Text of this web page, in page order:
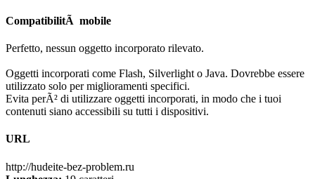
CompatibilitÃ mobile
Perfetto, nessun oggetto incorporato rilevato.
Oggetti incorporati come Flash, Silverlight o Java. Dovrebbe essere
utilizzato solo per miglioramenti specifici.
Evita perÃ² di utilizzare oggetti incorporati, in modo che i tuoi
contenuti siano accessibili su tutti i dispositivi.
URL
http://hudeite-bez-problem.ru